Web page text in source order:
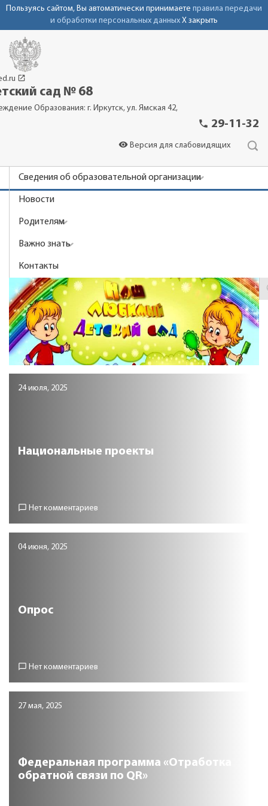
Пользуясь сайтом, Вы автоматически принимаете правила передачи
и обработки персональных данных X закрыть
launch
сад № 68
Образования: г. Иркутск, ул. Ямская 42,
phone 29-11-32
visibility Версия для слабовидящих
Сведения об образовательной организации
Новости
Родителям
Важно знать
Контакты
24 июля, 2025
Национальные проекты
chat_bubble_outline Нет комментариев
04 июня, 2025
Опрос
chat_bubble_outline Нет комментариев
27 мая, 2025
Федеральная программа «Отработка
обратной связи по QR»